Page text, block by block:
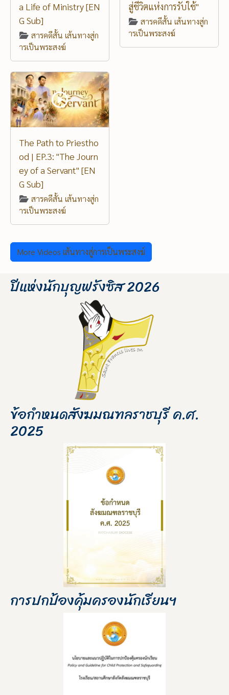
a Life of Ministry [EN
G Sub]
สารคดีสั้น เส้นทางสู่ก
ารเป็นพระสงฆ์
สู่ชีวิตแห่งการรับใช้"
สารคดีสั้น เส้นทางสู่ก
ารเป็นพระสงฆ์
The Path to Priestho
od | EP.3: "The Journ
ey of a Servant" [EN
G Sub]
สารคดีสั้น เส้นทางสู่ก
ารเป็นพระสงฆ์
More Videos เส้นทางสู่การเป็นพระสงฆ์
ปีแห่งนักบุญฟรังซิส 2026
ข้อกำหนดสังฆมณฑลราชบุรี ค.ศ.
2025
การปกป้องคุ้มครองนักเรียนฯ